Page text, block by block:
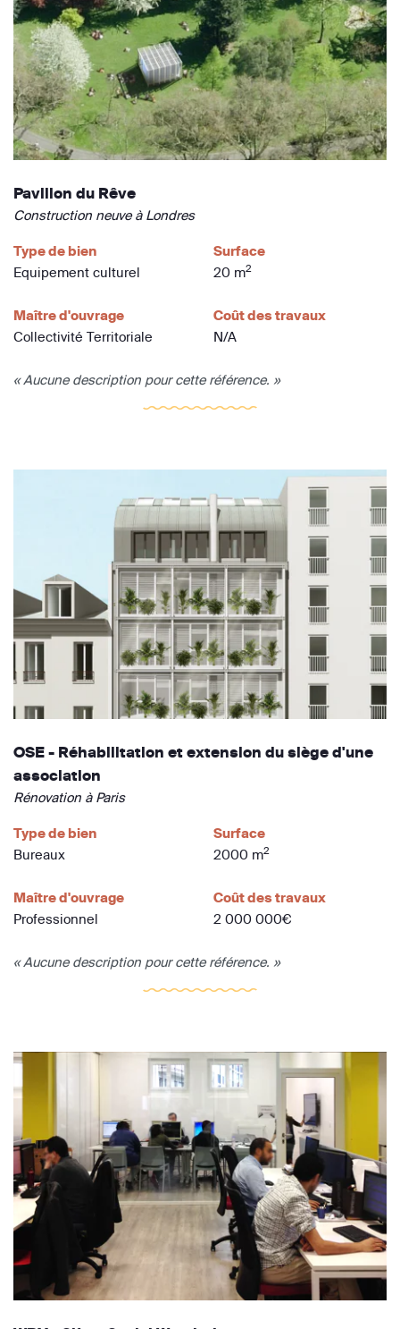
Pavillon du Rêve
Construction neuve à Londres
Type de bien
Equipement culturel
Surface
20 m2
Maître d'ouvrage
Collectivité Territoriale
Coût des travaux
N/A
« Aucune description pour cette référence. »
OSE - Réhabilitation et extension du siège d'une
association
Rénovation à Paris
Type de bien
Bureaux
Surface
2000 m2
Maître d'ouvrage
Professionnel
Coût des travaux
2 000 000€
« Aucune description pour cette référence. »